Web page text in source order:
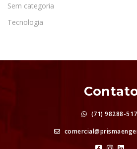
Sem categoria
Tecnologia
(71) 98288-